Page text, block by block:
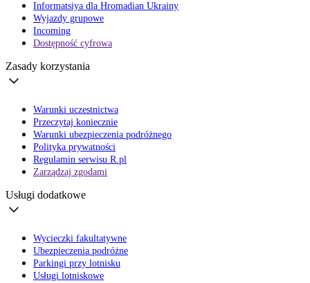
Informatsiya dla Hromadian Ukrainy
Wyjazdy grupowe
Incoming
Dostępność cyfrowa
Zasady korzystania
Warunki uczestnictwa
Przeczytaj koniecznie
Warunki ubezpieczenia podróżnego
Polityka prywatności
Regulamin serwisu R.pl
Zarządzaj zgodami
Usługi dodatkowe
Wycieczki fakultatywne
Ubezpieczenia podróżne
Parkingi przy lotnisku
Usługi lotniskowe